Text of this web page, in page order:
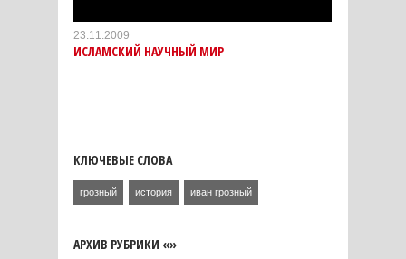
23.11.2009
ИСЛАМСКИЙ НАУЧНЫЙ МИР
КЛЮЧЕВЫЕ СЛОВА
грозный история иван грозный
АРХИВ РУБРИКИ «»